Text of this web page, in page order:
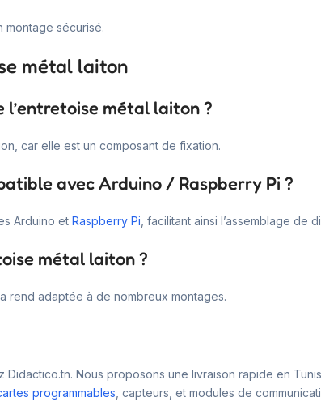
montage sécurisé.
métal laiton
l’entretoise métal laiton ?
car elle est un composant de fixation.
avec Arduino / Raspberry Pi ?
Arduino et Raspberry Pi , facilitant ainsi l’assemblage de
métal laiton ?
rend adaptée à de nombreux montages.
Nous proposons une livraison rapide en
programmables , capteurs, et modules de